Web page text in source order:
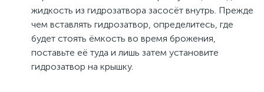
жидкость из гидрозатвора засосёт внутрь. Прежде
чем вставлять гидрозатвор, определитесь, где
будет стоять ёмкость во время брожения,
поставьте её туда и лишь затем установите
гидрозатвор на крышку.